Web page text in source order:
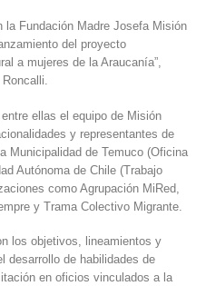
la Fundación Madre Josefa Misión
del proyecto
a mujeres de la Araucanía”,
ellas el equipo de Misión
y representantes de
Municipalidad de Temuco (Oficina
Autónoma de Chile (Trabajo
como Agrupación MiRed,
y Trama Colectivo Migrante.
los objetivos, lineamientos y
desarrollo de habilidades de
en oficios vinculados a la